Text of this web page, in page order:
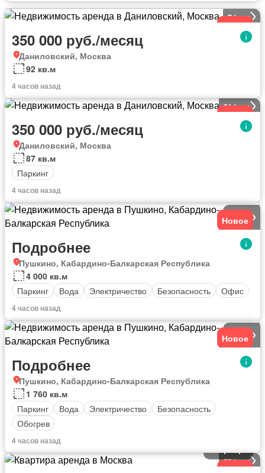
7фото
350 000 руб./месяц
Даниловский, Москва
92 кв.м
4 часов назад
21фото
350 000 руб./месяц
Даниловский, Москва
87 кв.м
Паркинг
4 часов назад
7фото
Новое
Подробнее
Пушкино, Кабардино-Балкарская Республика
4 000 кв.м
Паркинг
Вода Электричество Безопасность Офис
4 часов назад
6фото
Новое
Подробнее
Пушкино, Кабардино-Балкарская Республика
1 760 кв.м
Паркинг
Вода Электричество
Безопасность
Обогрев
4 часов назад
23фото